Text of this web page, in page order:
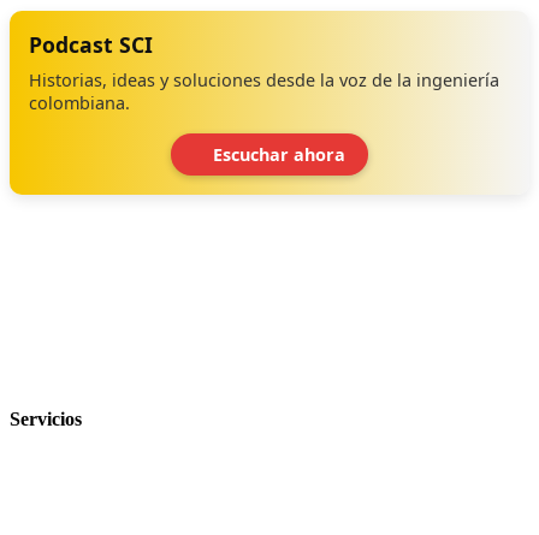
Podcast SCI
Historias, ideas y soluciones desde la voz de la ingeniería
colombiana.
Escuchar ahora
Servicios